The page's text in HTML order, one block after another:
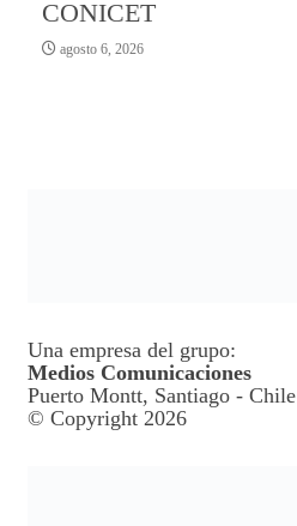
CONICET
agosto 6, 2026
Una empresa del grupo:
Medios Comunicaciones
Puerto Montt, Santiago - Chile
© Copyright 2026